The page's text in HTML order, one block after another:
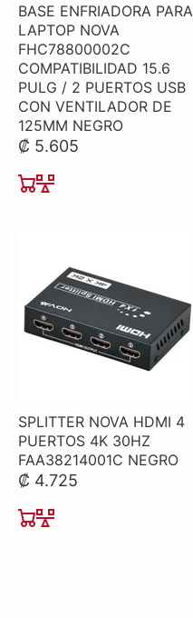
BASE ENFRIADORA PARA
LAPTOP NOVA
FHC78800002C
COMPATIBILIDAD 15.6
PULG / 2 PUERTOS USB
CON VENTILADOR DE
125MM NEGRO
₡ 5.605
SPLITTER NOVA HDMI 4
PUERTOS 4K 30HZ
FAA38214001C NEGRO
₡ 4.725